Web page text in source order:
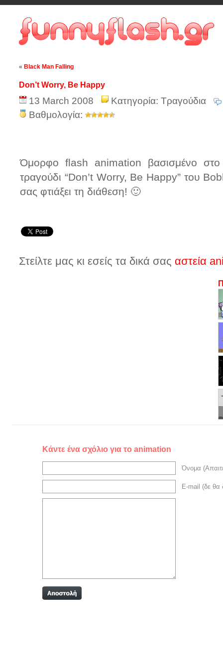
« Black Man Falling
Don’t Worry, Be Happy
13 March 2008 Κατηγορία: Τραγούδια
Βαθμολογία:
Όμορφο flash animation βασισμένο στο
τραγούδι “Don’t Worry, Be Happy” του
σας φτιάξει τη διάθεση! 🙂
Στείλτε μας κι εσείς τα δικά σας αστεία
Κάντε ένα σχόλιο για το animation
Όνομα
E-mail (δε θα